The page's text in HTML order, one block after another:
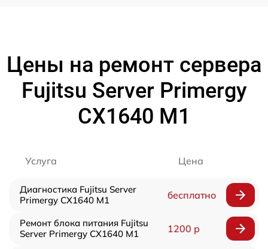
Цены на ремонт сервера
Fujitsu Server Primergy
CX1640 M1
Услуга Цена
Диагностика Fujitsu Server
Primergy CX1640 M1
бесплатно
Ремонт блока питания Fujitsu
Server Primergy CX1640 M1
1200 р